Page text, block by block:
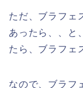
ただ、ブラフェ
あったら、、と
たら、ブラフェ
なので、ブラフ